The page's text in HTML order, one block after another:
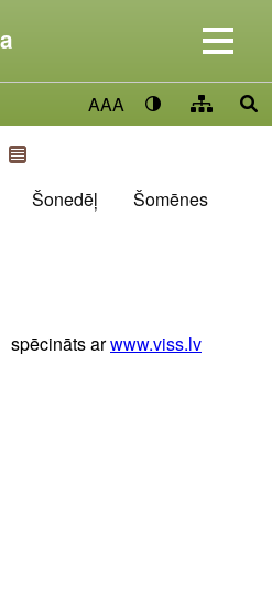
AAA
Šonedēļ
Šomēnes
spēcināts arwww.viss.lv